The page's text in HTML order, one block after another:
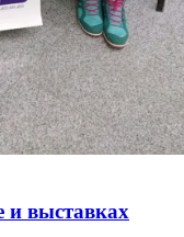
и выставках